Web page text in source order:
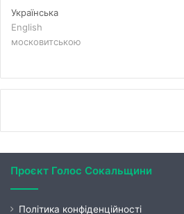
Українська
English
московитською
Проєкт Голос Сокальщини
Політика конфіденційності